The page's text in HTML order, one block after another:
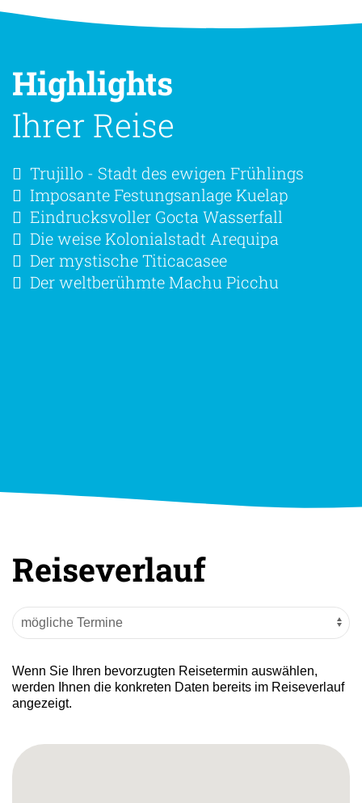
Highlights
Ihrer Reise
Trujillo - Stadt des ewigen Frühlings
Imposante Festungsanlage Kuelap
Eindrucksvoller Gocta Wasserfall
Die weise Kolonialstadt Arequipa
Der mystische Titicacasee
Der weltberühmte Machu Picchu
Reiseverlauf
Wenn Sie Ihren bevorzugten Reisetermin auswählen,
werden Ihnen die konkreten Daten bereits im Reiseverlauf
angezeigt.